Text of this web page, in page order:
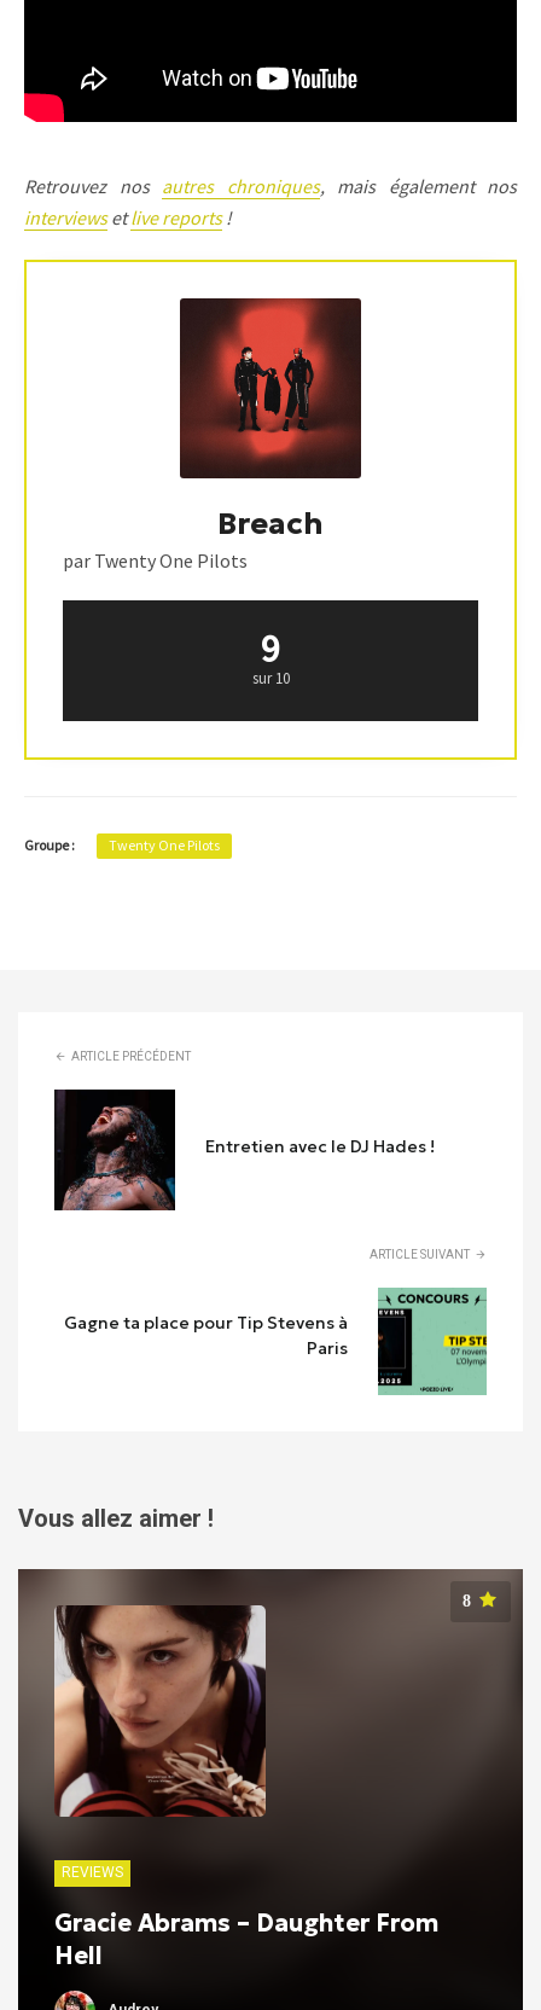
Retrouvez nos autres chroniques, mais également nos
interviewsetlive reports!
Breach
par Twenty One Pilots
9
sur 10
Groupe : Twenty One Pilots
ARTICLE PRÉCÉDENT
Entretien avec le DJ Hades !
ARTICLE SUIVANT
Gagne ta place pour Tip Stevens à
Paris
Vous allez aimer !
8
REVIEWS
Gracie Abrams – Daughter From
Hell